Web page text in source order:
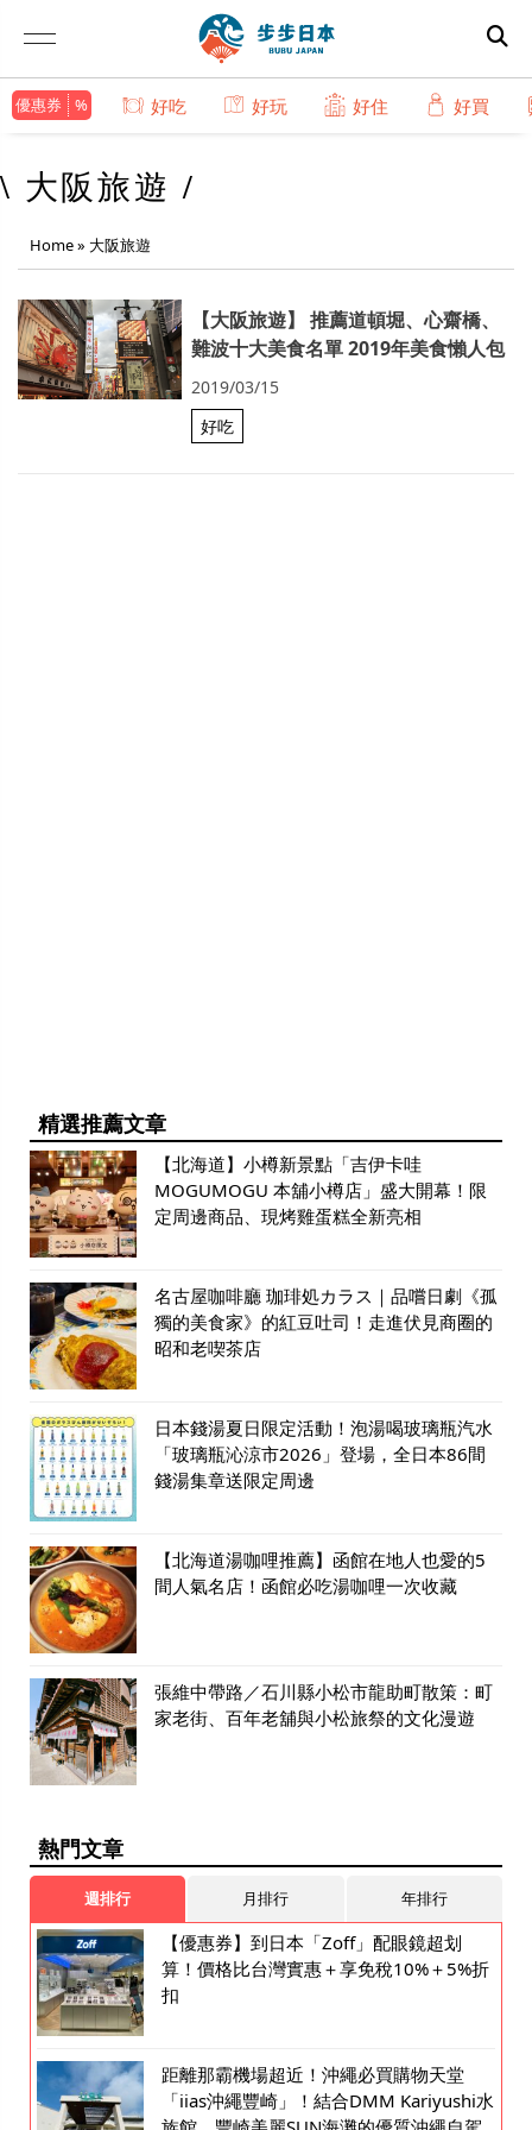
優惠券 好吃 好玩 好住 好買
\ 大阪旅遊 /
Home» 大阪旅遊
【大阪旅遊】 推薦道頓堀、心齋橋、
難波十大美食名單 2019年美食懶人包
2019/03/15
好吃
精選推薦文章
【北海道】小樽新景點「吉伊卡哇
MOGUMOGU 本舖小樽店」盛大開幕！限
定周邊商品、現烤雞蛋糕全新亮相
名古屋咖啡廳 珈琲処カラス｜品嚐日劇《孤
獨的美食家》的紅豆吐司！走進伏見商圈的
昭和老喫茶店
日本錢湯夏日限定活動！泡湯喝玻璃瓶汽水
「玻璃瓶沁涼市2026」登場，全日本86間
錢湯集章送限定周邊
【北海道湯咖哩推薦】函館在地人也愛的5
間人氣名店！函館必吃湯咖哩一次收藏
張維中帶路／石川縣小松市龍助町散策：町
家老街、百年老舖與小松旅祭的文化漫遊
熱門文章
週排行 月排行 年排行
【優惠券】到日本「Zoff」配眼鏡超划
算！價格比台灣實惠＋享免稅10%＋5%折
扣
距離那霸機場超近！沖繩必買購物天堂
「iias沖繩豐崎」！結合DMM Kariyushi水